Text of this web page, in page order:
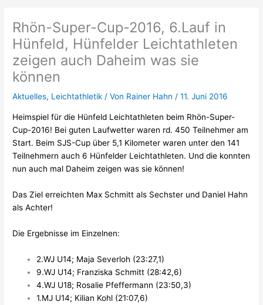
Rhön-Super-Cup-2016, 6.Lauf in
Hünfeld, Hünfelder Leichtathleten
zeigen auch Daheim was sie
können
Aktuelles, Leichtathletik / Von Rainer Hahn/11. Juni 2016
Heimspiel für die Hünfeld Leichtathleten beim Rhön-Super-
Cup-2016! Bei guten Laufwetter waren rd. 450 Teilnehmer am
Start. Beim SJS-Cup über 5,1 Kilometer waren unter den 141
Teilnehmern auch 6 Hünfelder Leichtathleten. Und die konnten
nun auch mal Daheim zeigen was sie können!
Das Ziel erreichten Max Schmitt als Sechster und Daniel Hahn
als Achter!
Die Ergebnisse im Einzelnen:
2.WJ U14; Maja Severloh (23:27,1)
9.WJ U14; Franziska Schmitt (28:42,6)
4.WJ U18; Rosalie Pfeffermann (23:50,3)
1.MJ U14; Kilian Kohl (21:07,6)